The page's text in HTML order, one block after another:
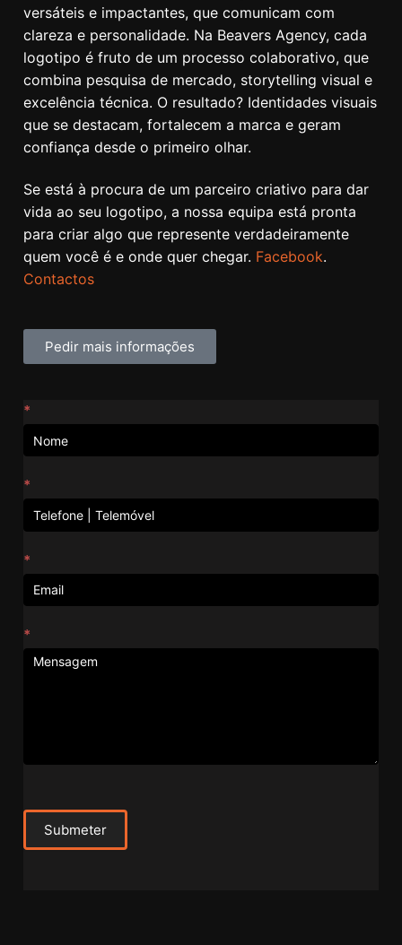
versáteis e impactantes, que comunicam com
clareza e personalidade. Na Beavers Agency, cada
logotipo é fruto de um processo colaborativo, que
combina pesquisa de mercado, storytelling visual e
excelência técnica. O resultado? Identidades visuais
que se destacam, fortalecem a marca e geram
confiança desde o primeiro olhar.
Se está à procura de um parceiro criativo para dar
vida ao seu logotipo, a nossa equipa está pronta
para criar algo que represente verdadeiramente
quem você é e onde quer chegar. Facebook.
Contactos
Pedir mais informações
Contactos
*
*
*
*
Submeter